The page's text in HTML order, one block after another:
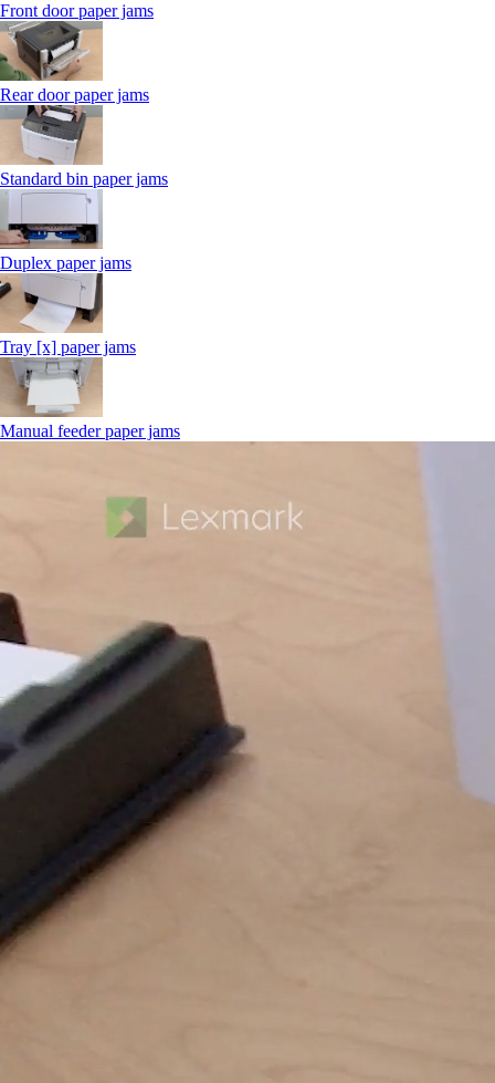
Front door paper jams
Rear door paper jams
Standard bin paper jams
Duplex paper jams
Tray [x] paper jams
Manual feeder paper jams